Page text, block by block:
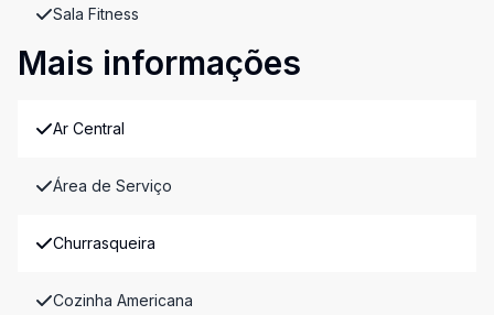
Sala Fitness
Mais informações
Ar Central
Área de Serviço
Churrasqueira
Cozinha Americana